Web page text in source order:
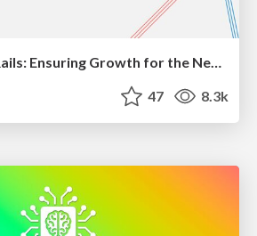
The Success of Rails: Ensuring Growth for the Next 100 Years
47 8.3k